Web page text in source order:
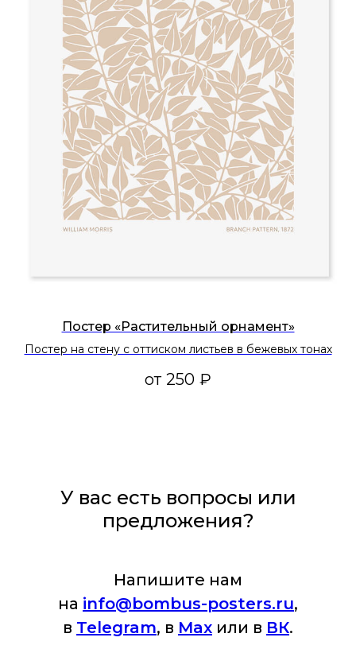
Постер «Растительный орнамент»
Постер на стену с оттиском листьев в бежевых тонах
от 250 ₽
У вас есть вопросы или
предложения?
Напишите нам
на info@bombus-posters.ru,
в Telegram, в Max или в ВК.